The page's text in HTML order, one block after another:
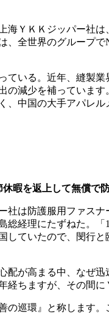
ＹＫＫジッパー社
全世界のグループ
いる。近年、縫製
減少を補っていま
中国の大手アパレル
暇を返上して無償で
は防護服用ファス
経理にたずねた。
ていたので、閔行
が高まる中、なぜ
ちますが、その間
巡環』と称します